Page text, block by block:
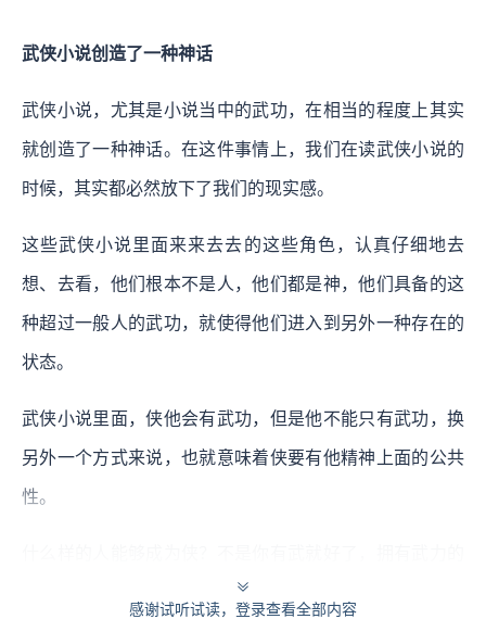
武侠小说创造了一种神话
武侠小说，尤其是小说当中的武功，在相当的程度上其实
就创造了一种神话。在这件事情上，我们在读武侠小说的
时候，其实都必然放下了我们的现实感。
这些武侠小说里面来来去去的这些角色，认真仔细地去
想、去看，他们根本不是人，他们都是神，他们具备的这
种超过一般人的武功，就使得他们进入到另外一种存在的
状态。
武侠小说里面，侠他会有武功，但是他不能只有武功，换
另外一个方式来说，也就意味着侠要有他精神上面的公共
性。
人有可能是暴徒，有可能是鱼肉乡民的人。侠他是有信
感谢试听试读，登录查看全部内容